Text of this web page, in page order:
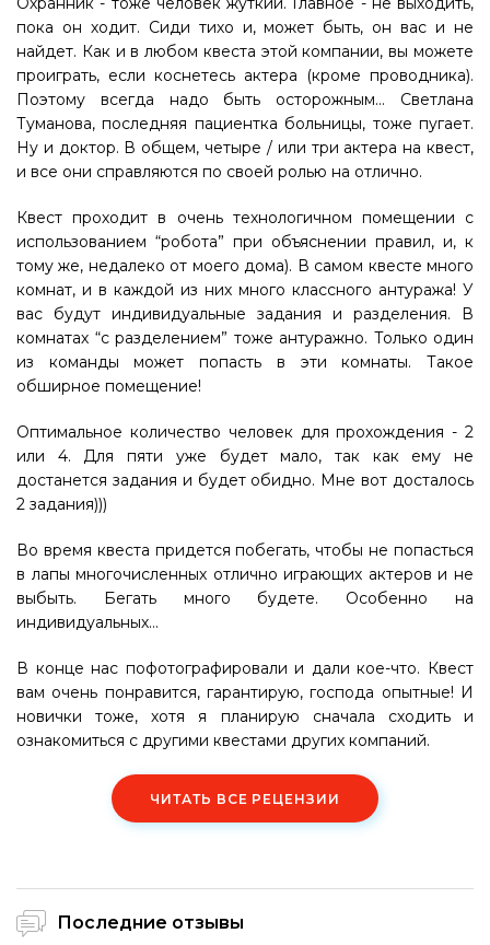
пока он ходит. Сиди тихо и, может быть, он вас и не
найдет. Как и в любом квеста этой компании, вы можете
проиграть, если коснетесь актера (кроме проводника).
Поэтому всегда надо быть осторожным… Светлана
Туманова, последняя пациентка больницы, тоже пугает.
Ну и доктор. В общем, четыре / или три актера на квест,
и все они справляются по своей ролью на отлично.
Квест проходит в очень технологичном помещении с
использованием “робота” при объяснении правил, и, к
тому же, недалеко от моего дома). В самом квесте много
комнат, и в каждой из них много классного антуража! У
вас будут индивидуальные задания и разделения. В
комнатах “с разделением” тоже антуражно. Только один
из команды может попасть в эти комнаты. Такое
обширное помещение!
Оптимальное количество человек для прохождения - 2
или 4. Для пяти уже будет мало, так как ему не
достанется задания и будет обидно. Мне вот досталось
2 задания)))
Во время квеста придется побегать, чтобы не попасться
в лапы многочисленных отлично играющих актеров и не
выбыть. Бегать много будете. Особенно на
индивидуальных…
В конце нас пофотографировали и дали кое-что. Квест
вам очень понравится, гарантирую, господа опытные! И
новички тоже, хотя я планирую сначала сходить и
ознакомиться с другими квестами других компаний.
ЧИТАТЬ ВСЕ РЕЦЕНЗИИ
Последние отзывы